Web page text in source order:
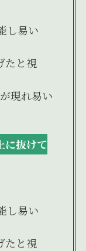
し易い
たと視
現れ易い
に抜けて
し易い
たと視